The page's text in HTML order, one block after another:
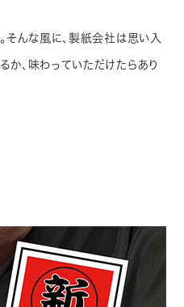
そんな風に、製紙会社は思い入
か、味わっていただけたらあり